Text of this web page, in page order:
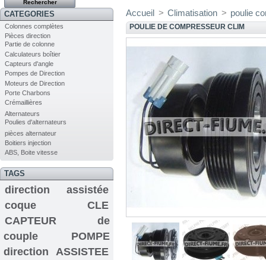
CATEGORIES
Colonnes complètes
Pièces direction
Partie de colonne
Calculateurs boîtier
Capteurs d'angle
Pompes de Direction
Moteurs de Direction
Porte Charbons
Crémaillières
Alternateurs
Poulies d'alternateurs
pièces alternateur
Boitiers injection
ABS, Boite vitesse
TAGS
direction assistée
coque CLE
CAPTEUR de
couple
POMPE
direction ASSISTEE
Accueil > Climatisation > poulie
POULIE DE COMPRESSEUR CLIM